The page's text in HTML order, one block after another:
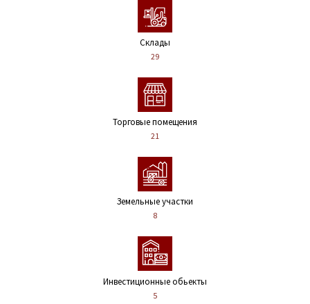
Склады
29
Торговые помещения
21
Земельные участки
8
Инвестиционные обьекты
5